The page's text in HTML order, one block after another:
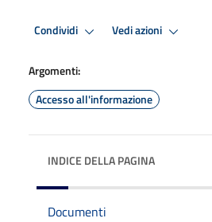
Condividi Vedi azioni
Argomenti:
Accesso all'informazione
INDICE DELLA PAGINA
Documenti